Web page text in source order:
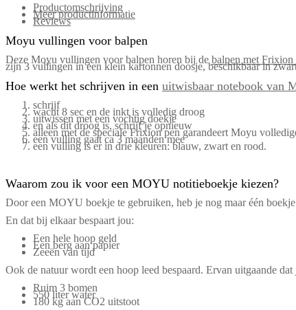
Productomschrijving
Meer productinformatie
Reviews
Moyu vullingen voor balpen
Deze Moyu vullingen voor balpen horen bij de balpen met
zijn 3 vullingen in een klein kartonnen doosje, beschikbaar in
Hoe werkt het schrijven in een uitwisbaar notebook van
schrijf
wacht 8 sec en de inkt is volledig droog
uitwissen met een vochtig doekje
en als dit droog is, schrijf je opnieuw
alleen met de speciale Frixion pen garandeert Moyu
een vulling gaat ca 3 maanden mee
een vulling is er in drie kleuren: blauw, zwart en rood.
Waarom zou ik voor een MOYU notitieboekje kiezen?
Door een MOYU boekje te gebruiken, heb je nog maar één
En dat bij elkaar bespaart jou:
Een hele hoop geld
Een berg aan papier
Zeeën van tijd
Ook de natuur wordt een hoop leed bespaard. Ervan uitgaande
Ruim 3 bomen
550 liter water
180 kg aan CO2 uitstoot